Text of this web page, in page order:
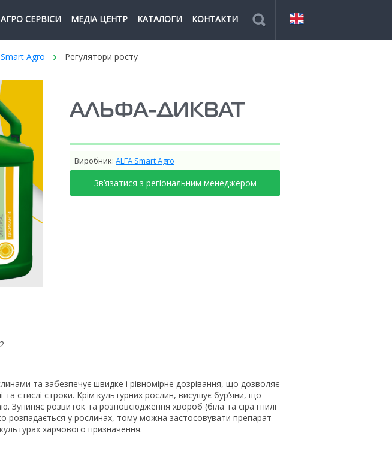
АГРО СЕРВІСИ МЕДІА ЦЕНТР КАТАЛОГИ КОНТАКТИ
Agro Регулятори росту
АЛЬФА-ДИКВАТ
Виробник: ALFA Smart Agro
Зв’язатися з регіональним менеджером
та забезпечує швидке і рівномірне дозрівання, що дозволяє
стислі строки. Крім культурних рослин, висушує бур’яни, що
Зупиняє розвиток та розповсюдження хвороб (біла та сіра гнилі
розпадається у рослинах, тому можна застосовувати препарат
харчового призначення.